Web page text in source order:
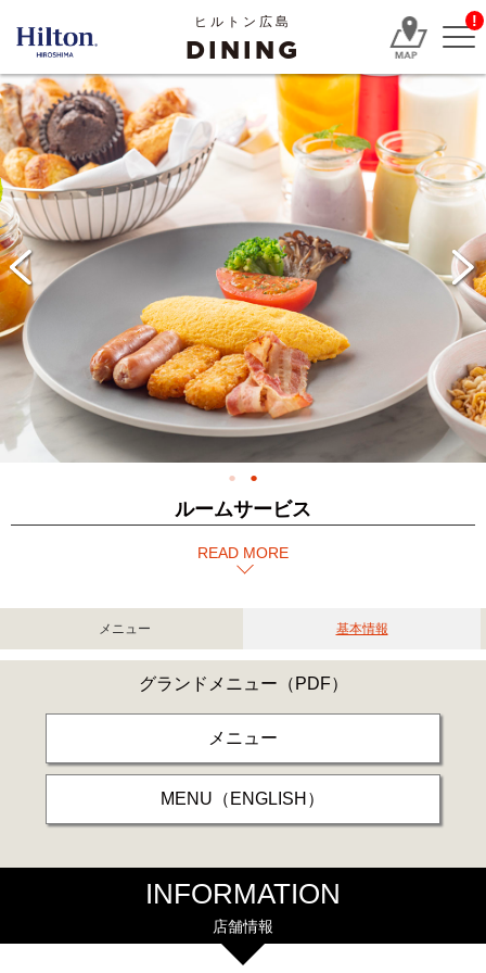
ヒルトン広島
DINING
!
ルームサービス
READ MORE
メニュー 基本情報
グランドメニュー （PDF）
メニュー
MENU（ENGLISH）
INFORMATION
店舗情報